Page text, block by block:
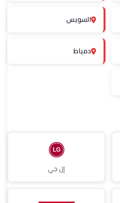
السويس
دمياط
إل جي